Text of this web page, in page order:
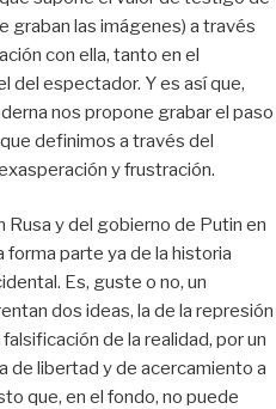
graban las imágenes) a través
con ella, tanto en el
del espectador. Y es así que,
nos propone grabar el paso
definimos a través del
y frustración.
Rusa y del gobierno de Putin en
forma parte ya de la historia
Es, guste o no, un
dos ideas, la de la represión
de la realidad, por un
de libertad y de acercamiento a
que, en el fondo, no puede